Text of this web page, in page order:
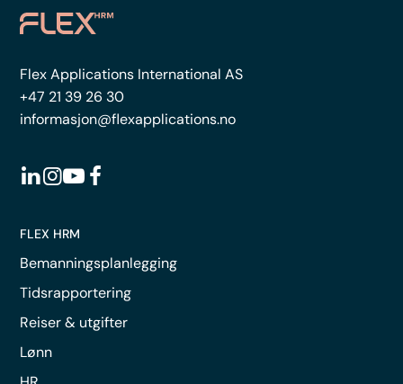
Flex Applications International AS
+47 21 39 26 30
informasjon@flexapplications.no
FLEX HRM
Bemanningsplanlegging
Tidsrapportering
Reiser & utgifter
Lønn